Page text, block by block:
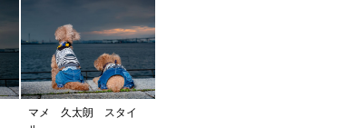
マメ 久太朗 スタイ